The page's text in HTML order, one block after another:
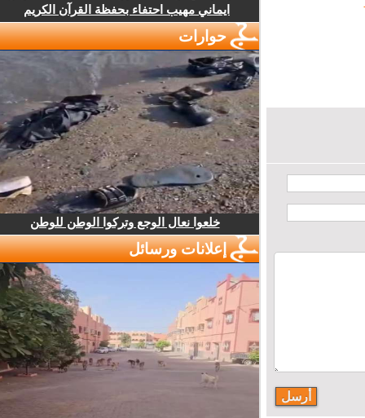
ايماني مهيب احتفاء بحفظة القرآن الكريم
حوارات
خلعوا نعال الوجع وتركوا الوطن للوطن
إعلانات ورسائل